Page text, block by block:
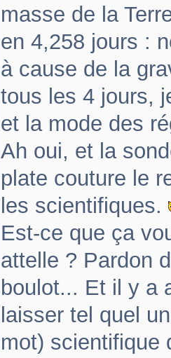
masse de la
en 4,258 jours :
à cause de la
tous les 4 jours,
et la mode des
Ah oui, et la
plate couture le
les scientifiques.
Est-ce que ça
attelle ? Pardon
boulot... Et il y a
laisser tel quel
mot) scientifique